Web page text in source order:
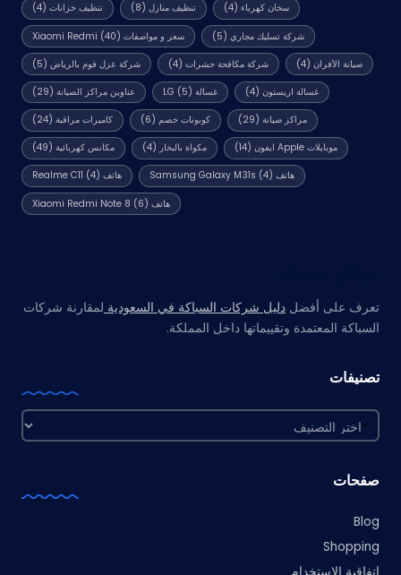
تنظيف خزانات(4) تنظيف منازل (8) سخان كهرباء (4)
سعر و مواصفات Xiaomi Redmi (40) شركة تسليك مجاري (5)
شركة عزل فوم بالرياض(5) شركة مكافحة حشرات (4) صيانة الأفران (4)
عناوين مراكز الصيانة(29) غسالة LG (5) غسالة اريستون (4)
كاميرات مراقبة(24) كوبونات خصم (6) مراكز صيانة (29)
مكانس كهربائية(49) مكواة بالبخار (4) موبايلات Apple ايفون (14)
هاتف Realme C11 (4) هاتف Samsung Galaxy M31s (4)
هاتف Xiaomi Redmi Note 8 (6)
تعرف على أفضل دليل شركات السباكة في السعودية لمقارنة شركات
السباكة المعتمدة وتقييماتها داخل المملكة.
تصنيفات
تصنيفات
صفحات
Blog
Shopping